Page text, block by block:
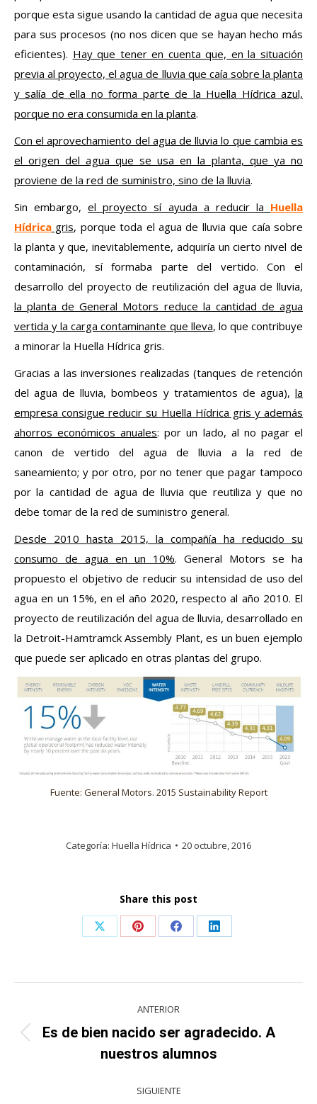
porque esta sigue usando la cantidad de agua que necesita
para sus procesos (no nos dicen que se hayan hecho más
eficientes). Hay que tener en cuenta que, en la situación
previa al proyecto, el agua de lluvia que caía sobre la planta
y salía de ella no forma parte de la Huella Hídrica azul,
porque no era consumida en la planta.
Con el aprovechamiento del agua de lluvia lo que cambia es
el origen del agua que se usa en la planta, que ya no
proviene de la red de suministro, sino de la lluvia.
Sin embargo,el proyecto sí ayuda a reducir la Huella
Hídrica gris, porque toda el agua de lluvia que caía sobre
la planta y que, inevitablemente, adquiría un cierto nivel de
contaminación, sí formaba parte del vertido. Con el
desarrollo del proyecto de reutilización del agua de lluvia,
la planta de General Motors reduce la cantidad de agua
vertida y la carga contaminante que lleva, lo que contribuye
a minorar la Huella Hídrica gris.
Gracias a las inversiones realizadas (tanques de retención
del agua de lluvia, bombeos y tratamientos de agua), la
empresa consigue reducir su Huella Hídrica gris y además
ahorros económicos anuales: por un lado, al no pagar el
canon de vertido del agua de lluvia a la red de
saneamiento; y por otro, por no tener que pagar tampoco
por la cantidad de agua de lluvia que reutiliza y que no
debe tomar de la red de suministro general.
Desde 2010 hasta 2015, la compañía ha reducido su
consumo de agua en un 10%. General Motors se ha
propuesto el objetivo de reducir su intensidad de uso del
agua en un 15%, en el año 2020, respecto al año 2010. El
proyecto de reutilización del agua de lluvia, desarrollado en
la Detroit-Hamtramck Assembly Plant, es un buen ejemplo
que puede ser aplicado en otras plantas del grupo.
Fuente: General Motors. 2015 Sustainability Report
Categoría: Huella Hídrica 20 octubre, 2016
Share this post
Share Share Share Share
entre
publicaciones
ANTERIOR
Publicación
anterior:
Es de bien nacido ser agradecido. A
nuestros alumnos
SIGUIENTE